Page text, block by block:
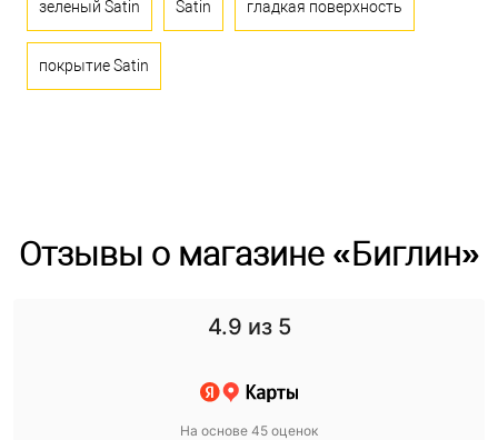
зеленый Satin Satin гладкая поверхность
покрытие Satin
Отзывы о магазине «Биглин»
4.9 из 5
На основе 45 оценок